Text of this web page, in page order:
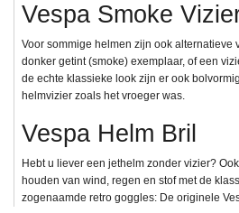
Vespa Smoke
Voor sommige helmen zijn ook alternatieve
donker getint (smoke) exemplaar, of een
de echte klassieke look zijn er ook
helmvizier zoals het vroeger was.
Vespa Helm Bril
Hebt u liever een jethelm zonder vizier?
houden van wind, regen en stof met de
zogenaamde retro goggles: De originele